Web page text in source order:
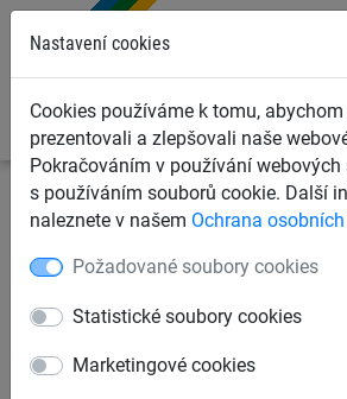
Nastavení cookies
Cookies používáme k tomu,
prezentovali a zlepšovali naše
Pokračováním v používání
s používáním souborů cookie. Další
naleznete v našem Ochrana
Požadované soubory cookies
Statistické soubory cookies
Marketingové cookies
Ochranné sítě a plachty
Kontejnerová síť, PP